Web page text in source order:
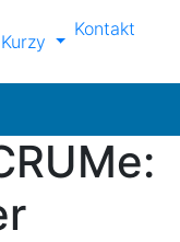
Kontakt